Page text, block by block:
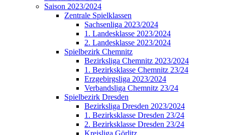
Saison 2023/2024
Zentrale Spielklassen
Sachsenliga 2023/2024
1. Landesklasse 2023/2024
2. Landesklasse 2023/2024
Spielbezirk Chemnitz
Bezirksliga Chemnitz 2023/2024
1. Bezirksklasse Chemnitz 23/24
Erzgebirgsliga 2023/2024
Verbandsliga Chemnitz 23/24
Spielbezirk Dresden
Bezirksliga Dresden 2023/2024
1. Bezirksklasse Dresden 23/24
2. Bezirksklasse Dresden 23/24
Kreisliga Görlitz